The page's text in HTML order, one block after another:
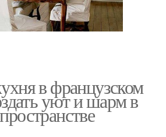
в французском
уют и шарм в